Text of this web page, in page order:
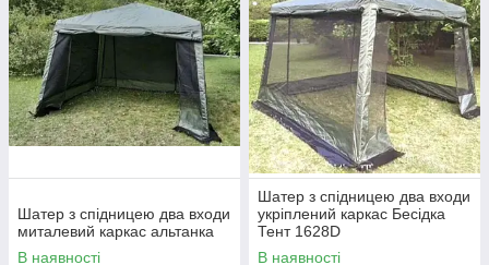
Шатер з спідницею два входи
миталевий каркас альтанка
В наявності
Шатер з спідницею два входи
укріплений каркас Бесідка
Тент 1628D
В наявності